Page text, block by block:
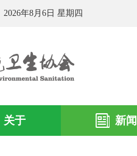
2026年8月6日 星期四
关于 新闻